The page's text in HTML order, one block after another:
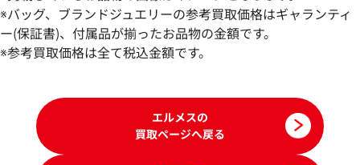
財布 レザー T刻印 シルバー金具
参考買取価格
67,000円
レザー Z刻印 シル
参考買取価格
※バッグ、ブランドジュエリーの参考買取価格はギャランティ
ー(保証書)、付属品が揃ったお品物の金額です。
※参考買取価格は全て税込金額です。
エルメスの
買取ページへ戻る